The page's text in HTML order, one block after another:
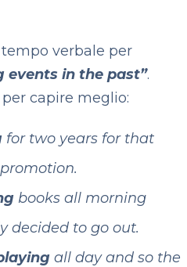
verbale per
events in the past”.
capire meglio:
for two years for that
books all morning
decided to go out.
all day and so the